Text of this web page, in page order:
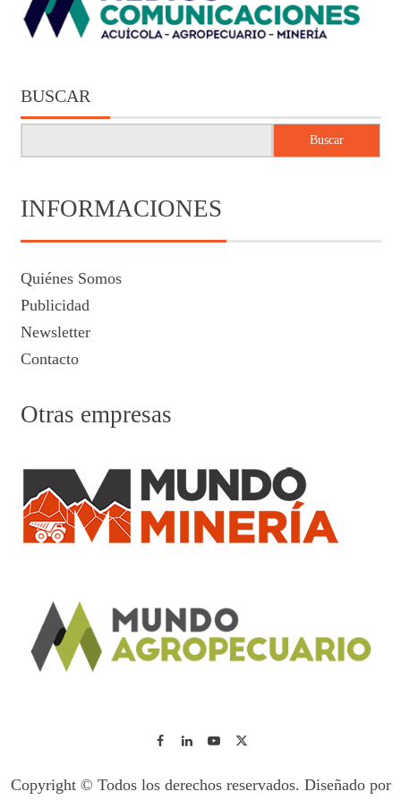
BUSCAR
Buscar
INFORMACIONES
Quiénes Somos
Publicidad
Newsletter
Contacto
Otras empresas
Copyright © Todos los derechos reservados. Diseñado por